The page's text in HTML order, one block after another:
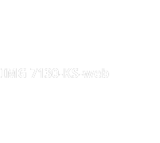
IMG 7130-KS-web